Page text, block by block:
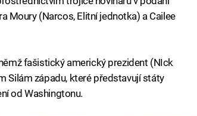
Moury (Narcos, Elitní jednotka) a Cailee
fašistický americký prezident (NIck
Silám západu, které představují státy
od Washingtonu.